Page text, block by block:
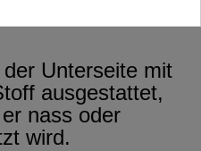
Unterseite mit
ausgestattet,
nass oder
wird.